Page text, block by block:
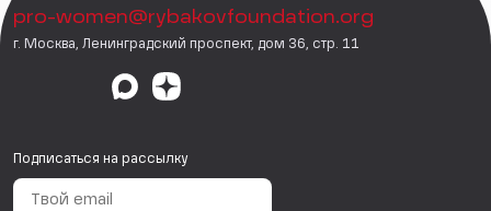
pro-women@rybakovfoundation.org
г. Москва, Ленинградский проспект, дом 36, стр. 11
Подписаться на рассылку